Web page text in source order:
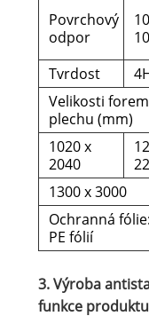
Povrchový
odpor
Tvrdost
Velikosti
plechu (mm)
1020 x
2040
1300 x 3000
Ochranná
PE fólií
3. Výroba
funkce